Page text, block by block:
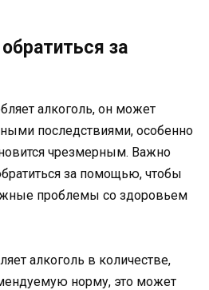
за
алкоголь, он может
последствиями, особенно
чрезмерным. Важно
за помощью, чтобы
проблемы со здоровьем
алкоголь в количестве,
норму, это может